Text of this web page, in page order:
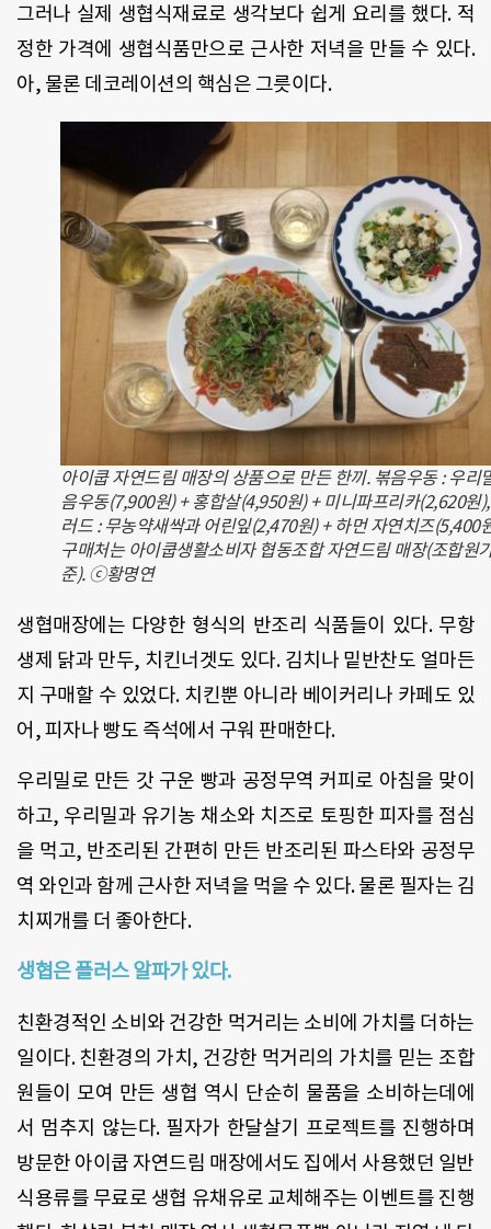
그러나 실제 생협식재료로 생각보다 쉽게 요리를 했다. 적
정한 가격에 생협식품만으로 근사한 저녁을 만들 수 있다.
아, 물론 데코레이션의 핵심은 그릇이다.
아이쿱 자연드림 매장의 상품으로 만든 한끼. 볶음우동 : 우리
음우동(7,900원) + 홍합살(4,950원) + 미니파프리카(2,620원
러드 : 무농약새싹과 어린잎(2,470원) + 하먼 자연치즈(5,400
구매처는 아이쿱생활소비자 협동조합 자연드림 매장(조합원
준). ⓒ황명연
생협매장에는 다양한 형식의 반조리 식품들이 있다. 무항
생제 닭과 만두, 치킨너겟도 있다. 김치나 밑반찬도 얼마든
지 구매할 수 있었다. 치킨뿐 아니라 베이커리나 카페도 있
어, 피자나 빵도 즉석에서 구워 판매한다.
우리밀로 만든 갓 구운 빵과 공정무역 커피로 아침을 맞이
하고, 우리밀과 유기농 채소와 치즈로 토핑한 피자를 점심
을 먹고, 반조리된 간편히 만든 반조리된 파스타와 공정무
역 와인과 함께 근사한 저녁을 먹을 수 있다. 물론 필자는 김
치찌개를 더 좋아한다.
생협은 플러스 알파가 있다.
친환경적인 소비와 건강한 먹거리는 소비에 가치를 더하는
일이다. 친환경의 가치, 건강한 먹거리의 가치를 믿는 조합
원들이 모여 만든 생협 역시 단순히 물품을 소비하는데에
서 멈추지 않는다. 필자가 한달살기 프로젝트를 진행하며
방문한 아이쿱 자연드림 매장에서도 집에서 사용했던 일반
식용류를 무료로 생협 유채유로 교체해주는 이벤트를 진행